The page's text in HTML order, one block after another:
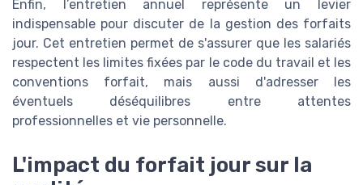
Enfin, l’entretien annuel représente un levier
indispensable pour discuter de la gestion des forfaits
jour. Cet entretien permet de s'assurer que les salariés
respectent les limites fixées par le code du travail et les
conventions forfait, mais aussi d'adresser les
éventuels déséquilibres entre attentes
professionnelles et vie personnelle.
L'impact du forfait jour sur la